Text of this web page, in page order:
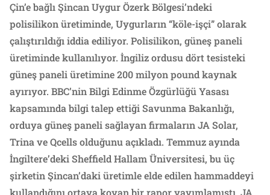
Çin’e bağlı Şincan Uygur Özerk Bölgesi’ndeki
polisilikon üretiminde, Uygurların “köle-işçi” olarak
çalıştırıldığı iddia ediliyor. Polisilikon, güneş paneli
üretiminde kullanılıyor. İngiliz ordusu dört tesisteki
güneş paneli üretimine 200 milyon pound kaynak
ayırıyor. BBC’nin Bilgi Edinme Özgürlüğü Yasası
kapsamında bilgi talep ettiği Savunma Bakanlığı,
orduya güneş paneli sağlayan firmaların JA Solar,
Trina ve Qcells olduğunu açıkladı. Temmuz ayında
İngiltere’deki Sheffield Hallam Üniversitesi, bu üç
şirketin Şincan’daki üretimle elde edilen hammaddeyi
kullandığını ortaya koyan bir rapor yayımlamıştı. JA